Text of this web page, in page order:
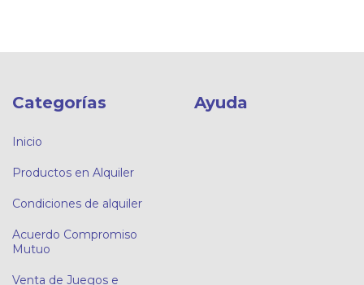
Categorías
Inicio
Productos en Alquiler
Condiciones de alquiler
Acuerdo Compromiso
Mutuo
Venta de Juegos e
Ayuda